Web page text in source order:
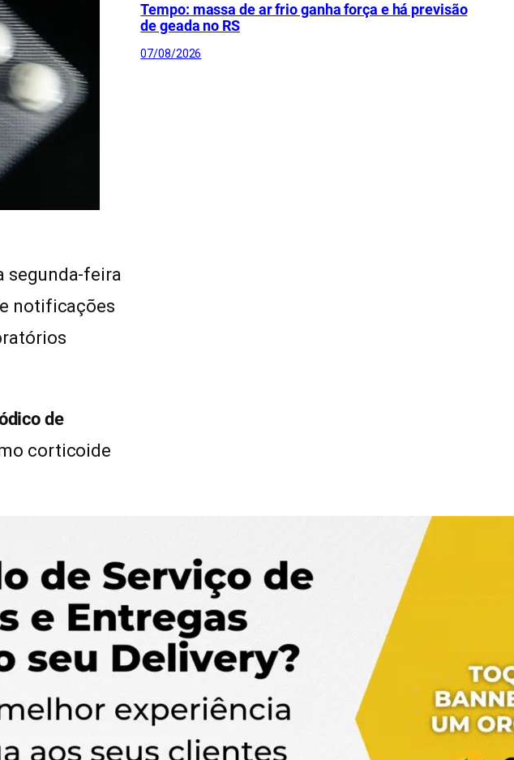
segunda-feira
notificações
de
corticoide
Tempo: massa de ar frio ganha força e há previsão
de geada no RS
07/08/2026